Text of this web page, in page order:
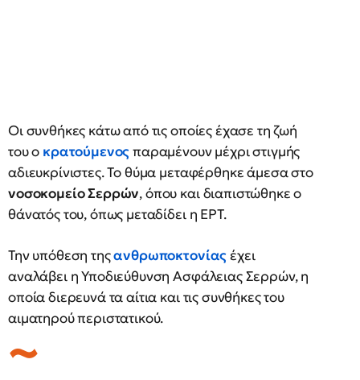
Οι συνθήκες κάτω από τις οποίες έχασε τη ζωή
του ο κρατούμενοςπαραμένουν μέχρι στιγμής
αδιευκρίνιστες. Το θύμα μεταφέρθηκε άμεσα στο
νοσοκομείο Σερρών, όπου και διαπιστώθηκε ο
θάνατός του, όπως μεταδίδει η ΕΡΤ.
Την υπόθεση τηςανθρωποκτονίαςέχει
αναλάβει η Υποδιεύθυνση Ασφάλειας Σερρών, η
οποία διερευνά τα αίτια και τις συνθήκες του
αιματηρού περιστατικού.